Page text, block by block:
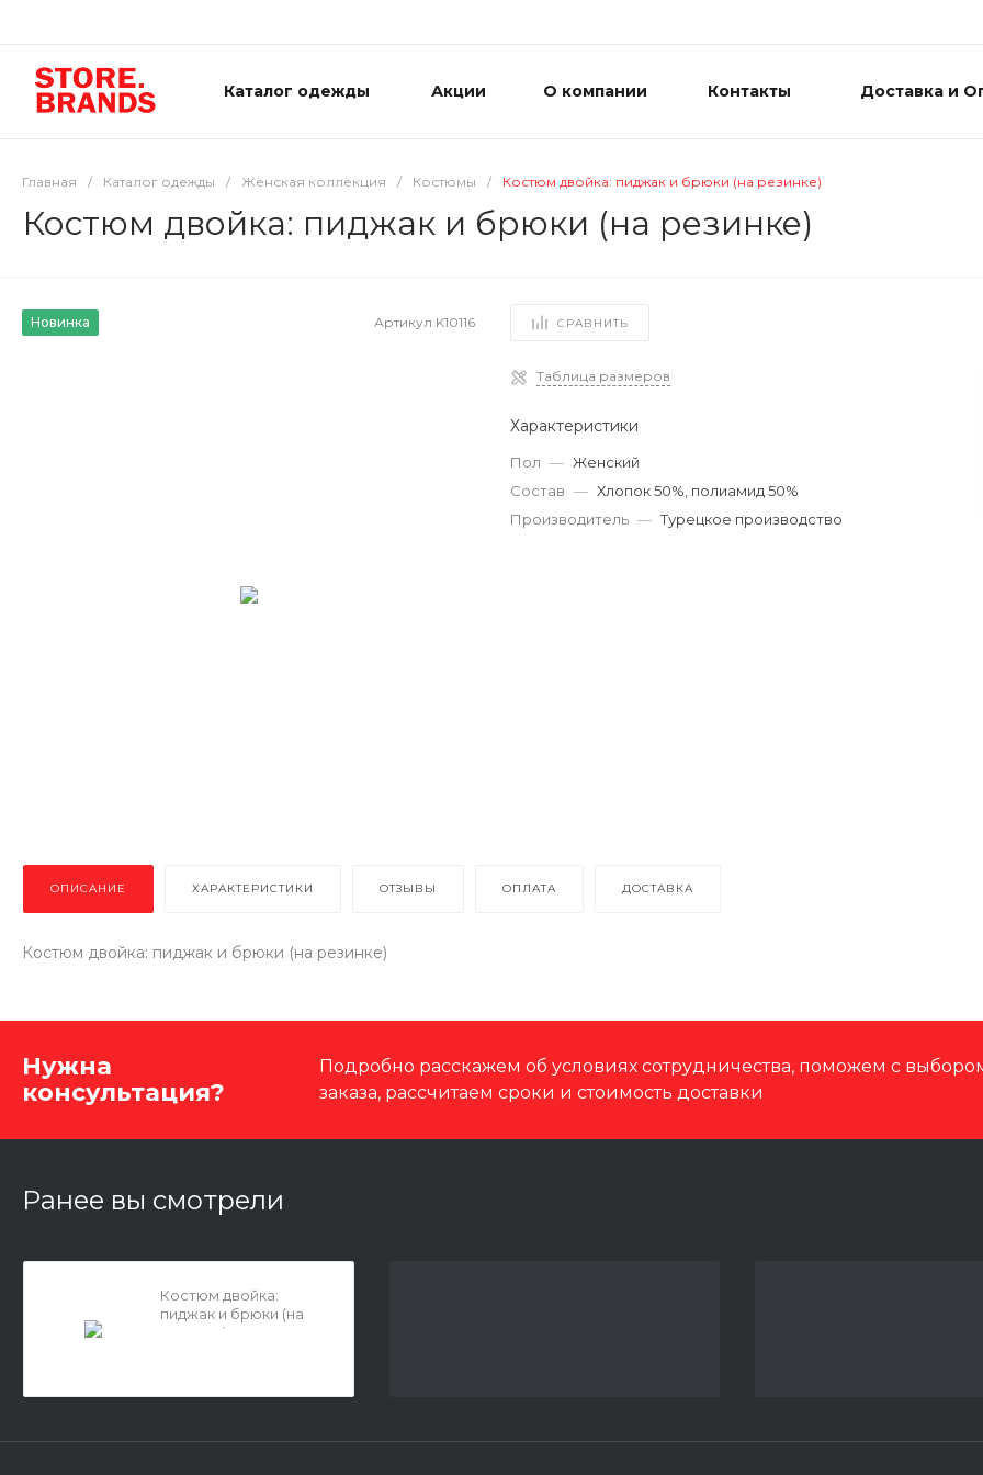
Каталог одежды Акции О компании Контакты Доставка и
Главная / Каталог одежды / Женская коллекция / Костюмы / Костюм двойка: пиджак и брюки (на резинке)
Костюм двойка: пиджак и брюки (на резинке)
Новинка Артикул K10116 СРАВНИТЬ
Таблица размеров
Характеристики
Пол — Женский
Состав — Хлопок 50%, полиамид 50%
Производитель — Турецкое производство
ОПИСАНИЕ ХАРАКТЕРИСТИКИ ОТЗЫВЫ ОПЛАТА ДОСТАВКА
Костюм двойка: пиджак и брюки (на резинке)
Нужна
консультация?
Подробно расскажем об условиях сотрудничества, поможем с
заказа, рассчитаем сроки и стоимость доставки
Ранее вы смотрели
Костюм двойка:
пиджак и брюки (на
резинке)